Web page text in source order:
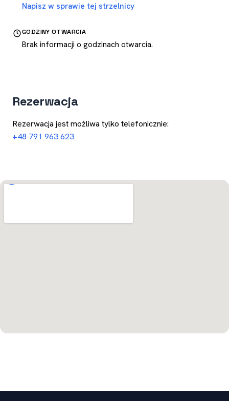
Napisz w sprawie tej strzelnicy
GODZINY OTWARCIA
Brak informacji o godzinach otwarcia.
Rezerwacja
Rezerwacja jest możliwa tylko telefonicznie:
+48 791 963 623